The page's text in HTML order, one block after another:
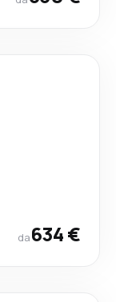
da634 €